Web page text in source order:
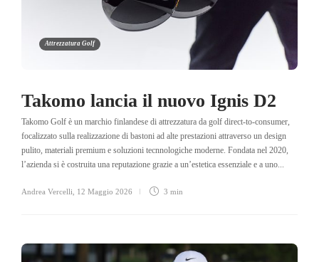
Attrezzatura Golf
Takomo lancia il nuovo Ignis D2
Takomo Golf è un marchio finlandese di attrezzatura da golf direct-to-consumer,
focalizzato sulla realizzazione di bastoni ad alte prestazioni attraverso un design
pulito, materiali premium e soluzioni tecnnologiche moderne. Fondata nel 2020,
l’azienda si è costruita una reputazione grazie a un’estetica essenziale e a uno...
Andrea Vercelli 12 Maggio 2026 3 min